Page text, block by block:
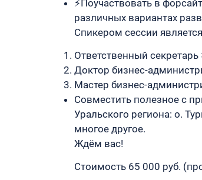
⚡Поучаствовать в
различных вариантах
Спикером сессии
Ответственный
Доктор бизнес-
Мастер бизнес-
Совместить полезное с
Уральского региона: о.
многое другое.
Ждём вас!
Стоимость 65 000 руб.